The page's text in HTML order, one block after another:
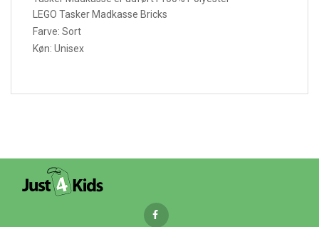
LEGO Tasker Madkasse Bricks
Farve: Sort
Køn: Unisex